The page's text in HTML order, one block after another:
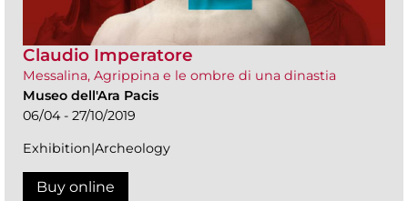
Claudio Imperatore
Messalina, Agrippina e le ombre di una dinastia
Museo dell'Ara Pacis
06/04 - 27/10/2019
Exhibition|Archeology
Buy online